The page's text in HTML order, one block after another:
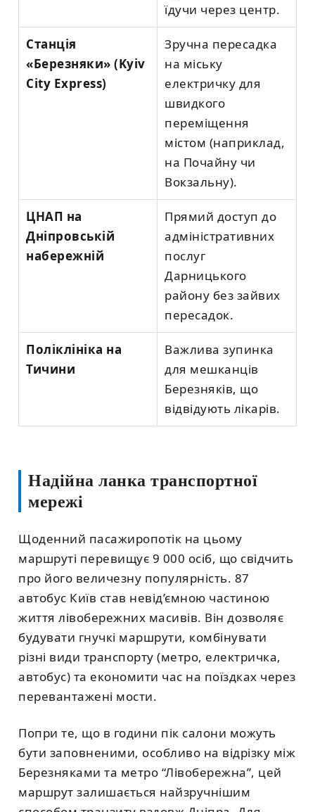
їдучи через центр.
Станція
«Березняки» (Kyiv
City Express)
Зручна пересадка
на міську
електричку для
швидкого
переміщення
містом (наприклад,
на Почайну чи
Вокзальну).
ЦНАП на
Дніпровській
набережній
Прямий доступ до
адміністративних
послуг
Дарницького
району без зайвих
пересадок.
Поліклініка на
Тичини
Важлива зупинка
для мешканців
Березняків, що
відвідують лікарів.
Надійна ланка транспортної
мережі
Щоденний пасажиропотік на цьому
маршруті перевищує 9 000 осіб, що свідчить
про його величезну популярність. 87
автобус Київ став невід’ємною частиною
життя лівобережних масивів. Він дозволяє
будувати гнучкі маршрути, комбінувати
різні види транспорту (метро, електричка,
автобус) та економити час на поїздках через
перевантажені мости.
Попри те, що в години пік салони можуть
бути заповненими, особливо на відрізку між
Березняками та метро “Лівобережна”, цей
маршрут залишається найзручнішим